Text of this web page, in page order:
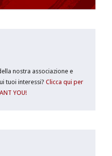
nostra associazione e
tuoi interessi?Clicca qui per
YOU!